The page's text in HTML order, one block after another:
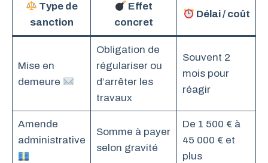
Type de
sanction
Effet
concret
Délai / coût
Mise en
demeure
Obligation de
régulariser ou
d’arrêter les
travaux
Souvent 2
mois pour
réagir
Amende
administrative
Somme à payer
selon gravité
De 1 500 € à
45 000 € et
plus